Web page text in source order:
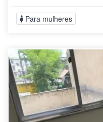
Para mulheres